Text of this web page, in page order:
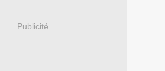
Publicité